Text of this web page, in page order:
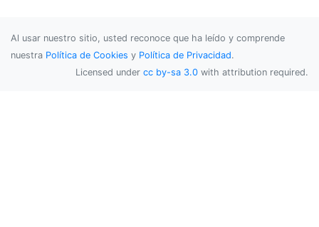
Al usar nuestro sitio, usted reconoce que ha leído y comprende
nuestra Política de Cookies y Política de Privacidad.
Licensed under cc by-sa 3.0 with attribution required.